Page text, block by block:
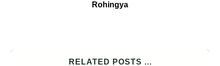
Rohingya
RELATED POSTS ...